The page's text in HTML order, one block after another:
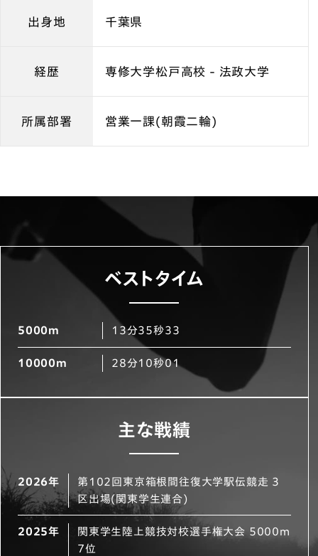
出身地 千葉県
経歴 専修大学松戸高校 - 法政大学
所属部署 営業一課(朝霞二輪)
ベストタイム
5000m 13分35秒33
10000m 28分10秒01
主な戦績
2026年
第102回東京箱根間往復大学駅伝競走 3
区出場(関東学生連合)
2025年
関東学生陸上競技対校選手権大会 5000m
7位